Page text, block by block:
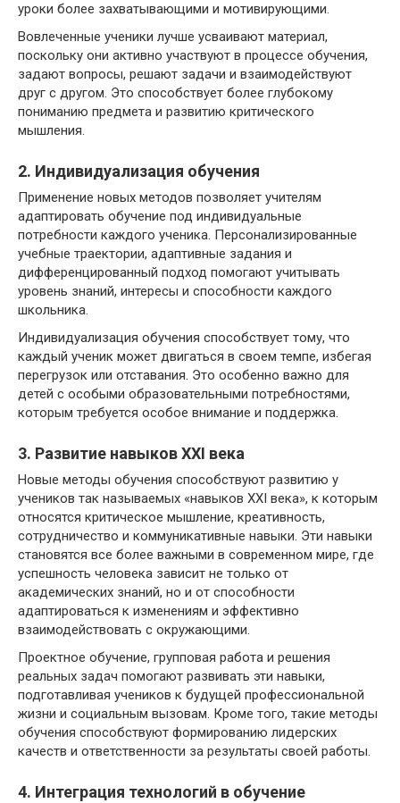
уроки более захватывающими и мотивирующими.
Вовлеченные ученики лучше усваивают материал,
поскольку они активно участвуют в процессе обучения,
задают вопросы, решают задачи и взаимодействуют
друг с другом. Это способствует более глубокому
пониманию предмета и развитию критического
мышления.
2. Индивидуализация обучения
Применение новых методов позволяет учителям
адаптировать обучение под индивидуальные
потребности каждого ученика. Персонализированные
учебные траектории, адаптивные задания и
дифференцированный подход помогают учитывать
уровень знаний, интересы и способности каждого
школьника.
Индивидуализация обучения способствует тому, что
каждый ученик может двигаться в своем темпе, избегая
перегрузок или отставания. Это особенно важно для
детей с особыми образовательными потребностями,
которым требуется особое внимание и поддержка.
3. Развитие навыков XXI века
Новые методы обучения способствуют развитию у
учеников так называемых «навыков XXI века», к которым
относятся критическое мышление, креативность,
сотрудничество и коммуникативные навыки. Эти навыки
становятся все более важными в современном мире, где
успешность человека зависит не только от
академических знаний, но и от способности
адаптироваться к изменениям и эффективно
взаимодействовать с окружающими.
Проектное обучение, групповая работа и решения
реальных задач помогают развивать эти навыки,
подготавливая учеников к будущей профессиональной
жизни и социальным вызовам. Кроме того, такие методы
обучения способствуют формированию лидерских
качеств и ответственности за результаты своей работы.
4. Интеграция технологий в обучение